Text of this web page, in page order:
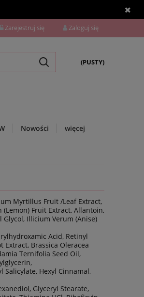
Zarejestruj się Zaloguj się
(PUSTY)
Nowości więcej
Myrtillus Fruit /Leaf Extract,
Fruit Extract, Allantoin,
Glycol, Illicium Verum (Anise)
Acid, Retinyl
Extract, Brassica Oleracea
Ternifolia Seed Oil,
Salicylate, Hexyl Cinnamal,
Glyceryl Stearate,